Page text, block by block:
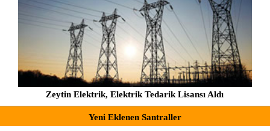
Zeytin Elektrik, Elektrik Tedarik Lisansı Aldı
Yeni Eklenen Santraller